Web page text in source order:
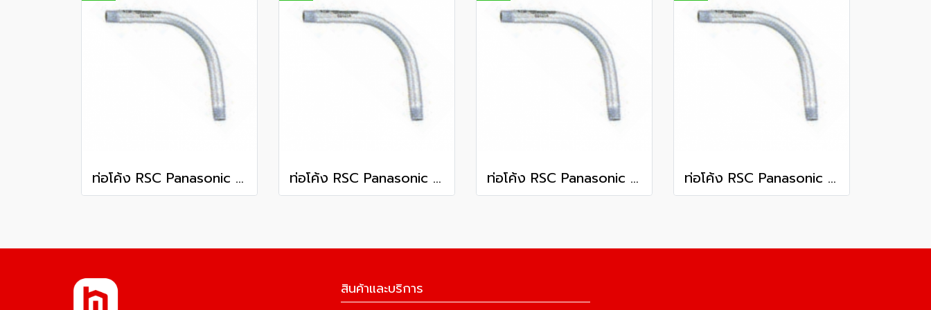
ท่อโค้ง RSC Panasonic 2 1/2 นิ้ว ท่อโค้ง RSC Panasonic 4 นิ้ว ท่อโค้ง RSC Panasonic 2 นิ้ว ท่อโค้ง RSC Panasonic 3 นิ้ว
สินค้าและบริการ